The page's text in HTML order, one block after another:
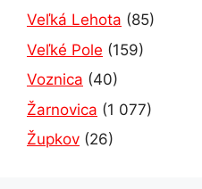
Veľká Lehota (85)
Veľké Pole (159)
Voznica (40)
Žarnovica (1 077)
Župkov (26)